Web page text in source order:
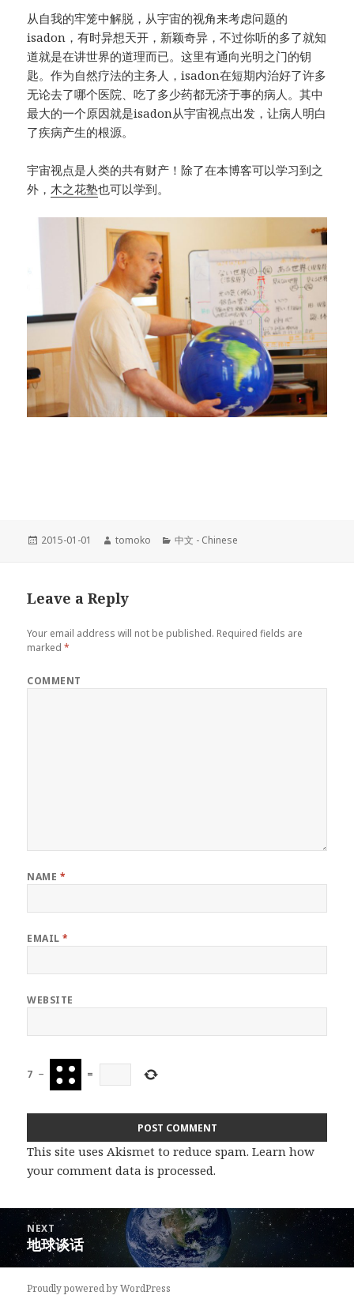
从自我的牢笼中解脱，从宇宙的视角来考虑问题的
isadon，有时异想天开，新颖奇异，不过你听的多了就知
道就是在讲世界的道理而已。这里有通向光明之门的钥
匙。作为自然疗法的主务人，isadon在短期内治好了许多
无论去了哪个医院、吃了多少药都无济于事的病人。其中
最大的一个原因就是isadon从宇宙视点出发，让病人明白
了疾病产生的根源。
宇宙视点是人类的共有财产！除了在本博客可以学习到之
外，木之花塾也可以学到。
Posted
2015-01-01 Author
tomoko Categories
中文 - Chinese
Leave a Reply
Your email address will not be published. Required fields are
marked*
COMMENT
NAME *
EMAIL*
WEBSITE
7 − =
This site uses Akismet to reduce spam.Learn how
your comment data is processed.
Post
navigation
NEXT
Next
post:
地球谈话
Proudly powered by WordPress